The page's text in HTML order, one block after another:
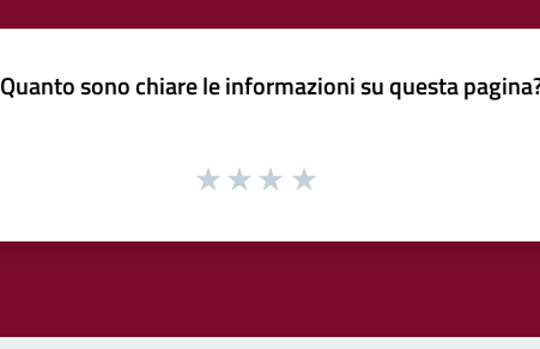
Quanto sono chiare le informazioni su questa